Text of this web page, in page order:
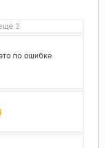
2
по ошибке